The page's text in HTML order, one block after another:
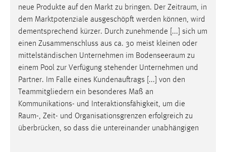
neue Produkte auf den Markt zu bringen. Der Zeitraum, in
dem Marktpotenziale ausgeschöpft werden können, wird
dementsprechend kürzer. Durch zunehmende [...] sich um
einen Zusammenschluss aus ca. 30 meist kleinen oder
mittelständischen Unternehmen im Bodenseeraum zu
einem Pool zur Verfügung stehender Unternehmen und
Partner. Im Falle eines Kundenauftrags [...] von den
Teammitgliedern ein besonderes Maß an
Kommunikations- und Interaktionsfähigkeit, um die
Raum-, Zeit- und Organisationsgrenzen erfolgreich zu
überbrücken, so dass die untereinander unabhängigen